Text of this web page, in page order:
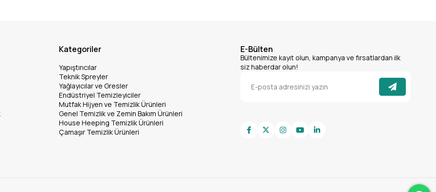
Kategoriler
Yapıştırıcılar
Teknik Spreyler
Yağlayıcılar ve Gresler
Endüstriyel Temizleyiciler
Mutfak Hijyen ve Temizlik Ürünleri
Genel Temizlik ve Zemin Bakım Ürünleri
House Heeping Temizlik Ürünleri
Çamaşır Temizlik Ürünleri
E-Bülten
Bültenimize kayıt olun, kampanya ve fırsatlardan ilk
siz haberdar olun!